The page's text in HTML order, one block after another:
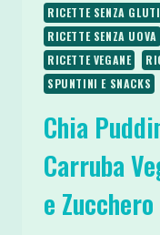
RICETTE SENZA
RICETTE SENZA UOVA
RICETTE VEGANE
SPUNTINI E SNACKS
Chia
Carruba
e Zucchero